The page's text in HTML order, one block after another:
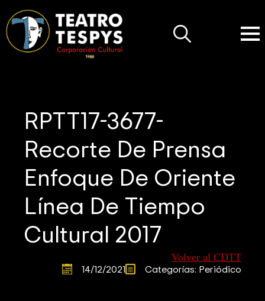
RPTT17-3677-
Recorte De Prensa
Enfoque De Oriente
Línea De Tiempo
Cultural 2017
Volver al CDTT
14/12/2021 Categorías: Periódico